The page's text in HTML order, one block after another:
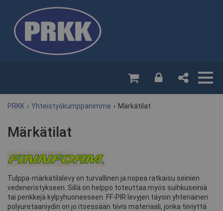
PRKK › Yhteistyökumppanimme › Märkätilat
Märkätilat
Tulppa-märkätilalevy on turvallinen ja nopea ratkaisu seinien
vedeneristykseen. Sillä on helppo toteuttaa myös suihkuseiniä
tai penkkejä kylpyhuoneeseen. FF-PIR levyjen täysin yhtenäinen
polyuretaaniydin on jo itsessään tiivis materiaali, jonka tiiviyttä